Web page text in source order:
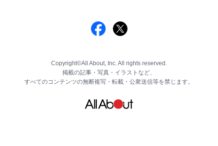
Copyright©All About, Inc. All rights reserved.
掲載の記事・写真・イラストなど、
すべてのコンテンツの無断複写・転載・公衆送信等を禁じます。